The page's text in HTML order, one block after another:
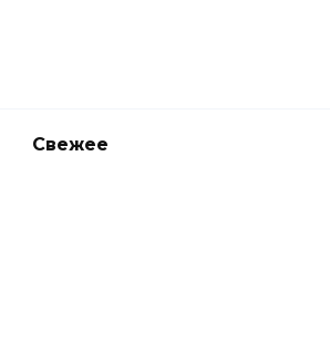
Свежее